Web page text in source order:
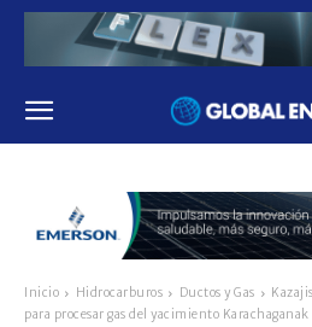
Inicio Hidrocarburos Ductos y Gas
para procesar gas del yacimiento Karachaganak